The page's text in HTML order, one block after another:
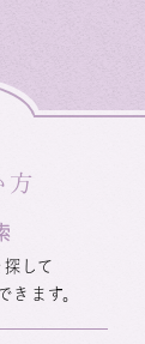
方
して
きます。